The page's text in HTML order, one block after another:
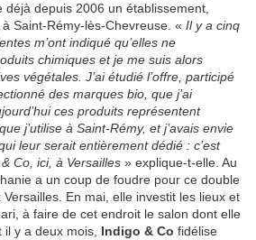
depuis 2006 un établissement,
Saint-Rémy-lès-Chevreuse. « Il y a cinq
m’ont indiqué qu’elles ne
chimiques et je me suis alors
végétales. J’ai étudié l’offre, participé
des marques bio, que j’ai
ces produits représentent
j’utilise à Saint-Rémy, et j’avais envie
leur serait entièrement dédié : c’est
Co, ici, à Versailles » explique-t-elle. Au
a un coup de foudre pour ce double
En mai, elle investit les lieux et
à faire de cet endroit le salon dont elle
y a deux mois, Indigo & Co fidélise